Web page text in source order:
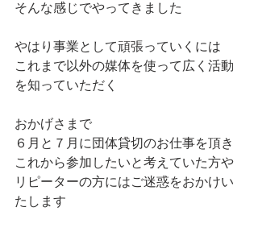
そんな感じでやってきました
やはり事業として頑張っていくには
これまで以外の媒体を使って広く活動
を知っていただく
おかげさまで
６月と７月に団体貸切のお仕事を頂き
これから参加したいと考えていた方や
リピーターの方にはご迷惑をおかけい
たします